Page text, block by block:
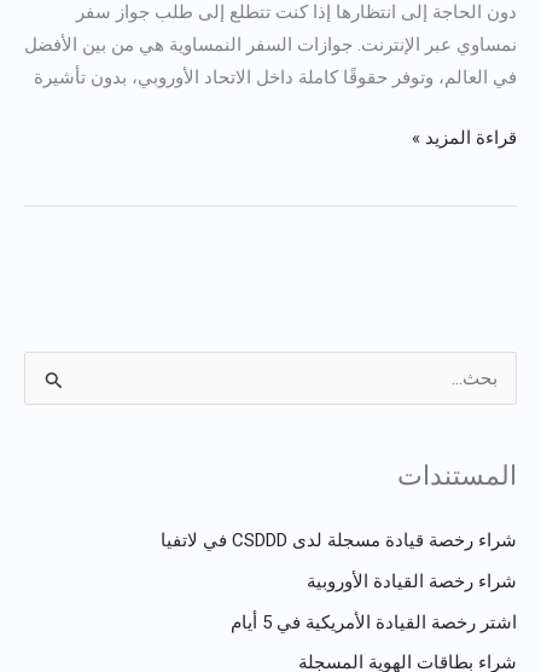
المستندات
شراء رخصة قيادة مسجلة لدى CSDDD في لاتفيا
شراء رخصة القيادة الأوروبية
اشتر رخصة القيادة الأمريكية في 5 أيام
شراء بطاقات الهوية المسجلة
دون الحاجة إلى انتظارها إذا كنت تتطلع إلى طلب جواز سفر
نمساوي عبر الإنترنت. جوازات السفر النمساوية هي من بين الأفضل
في العالم، وتوفر حقوقًا كاملة داخل الاتحاد الأوروبي، بدون تأشيرة
عبر
الإنترنت
قراءة المزيد »